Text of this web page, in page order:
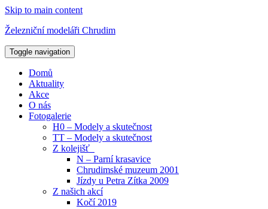
Skip to main content
Železniční modeláři Chrudim
Toggle navigation
Domů
Aktuality
Akce
O nás
Fotogalerie
H0 – Modely a skutečnost
TT – Modely a skutečnost
Z kolejišť
N – Parní krasavice
Chrudimské muzeum 2001
Jízdy u Petra Zítka 2009
Z našich akcí
Kočí 2019